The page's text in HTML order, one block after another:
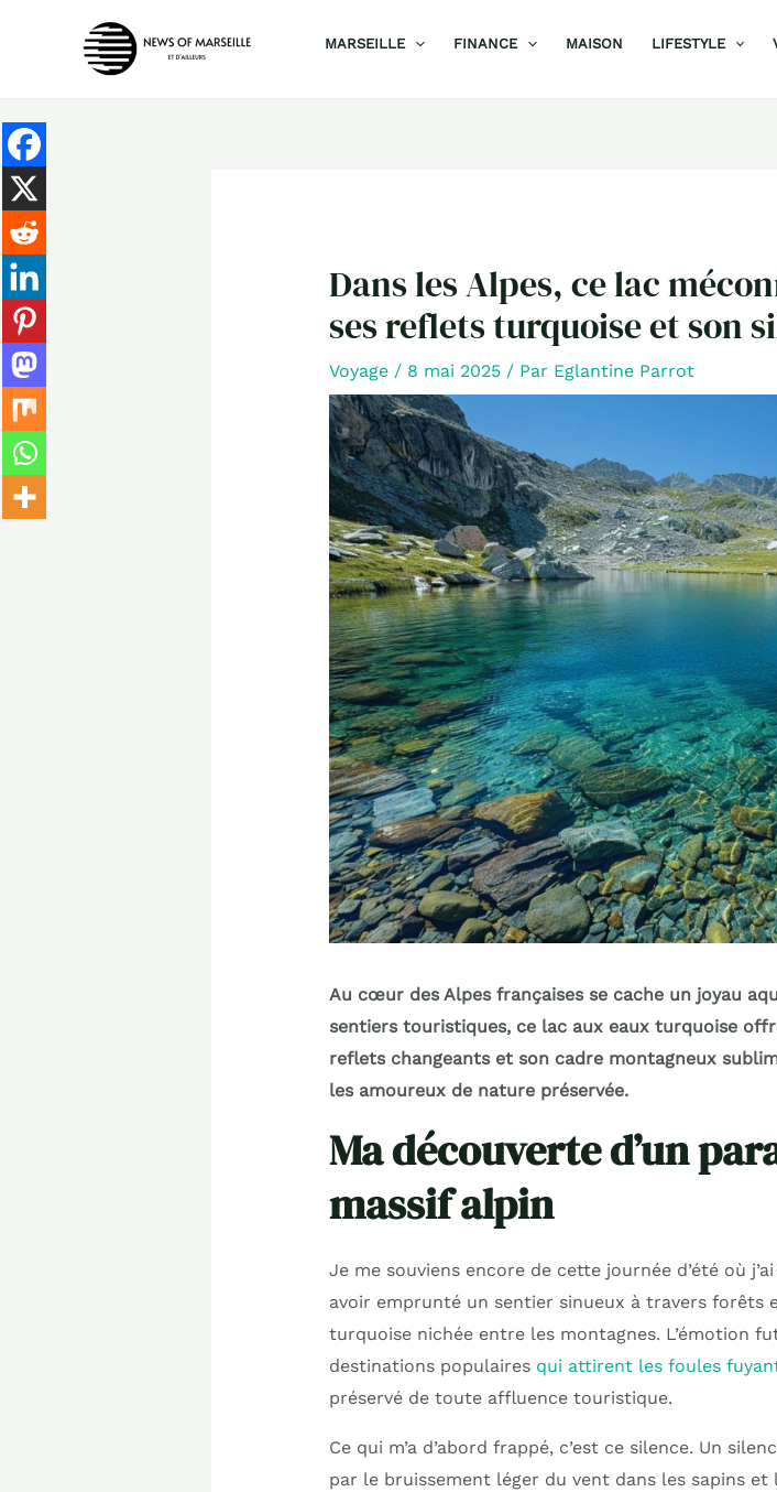
MARSEILLE FINANCE MAISON LIFESTYLE
Dans les Alpes, ce lac
ses reflets turquoise et son
Voyage/ 8 mai 2025 / Par Eglantine Parrot
Au cœur des Alpes françaises se cache un joyau
sentiers touristiques, ce lac aux eaux turquoise
reflets changeants et son cadre montagneux
les amoureux de nature préservée.
Ma découverte d’un
massif alpin
Je me souviens encore de cette journée d’été où
avoir emprunté un sentier sinueux à travers forêts
turquoise nichée entre les montagnes. L’émotion
destinations populaires qui attirent les foules
préservé de toute affluence touristique.
Ce qui m’a d’abord frappé, c’est ce silence. Un
par le bruissement léger du vent dans les sapins et